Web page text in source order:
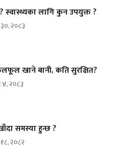
स्वास्थ्यका लागि कुन उपयुक्त ?
२०८३
खाने बानी, कति सुरक्षित?
४, २०८३
समस्या हुन्छ ?
१८, २०८२